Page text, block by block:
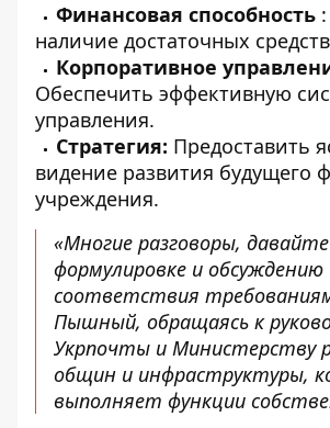
Финансовая способность
наличие достаточных
Корпоративное
Обеспечить эффективную
управления.
Стратегия: Предоставить
видение развития будущего
учреждения.
«Многие разговоры,
формулировке и обсуждению
соответствия
Пышный, обращаясь к
Укрпочты и Министерству
общин и инфраструктуры,
выполняет функции